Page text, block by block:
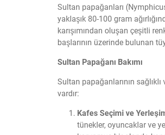
Sultan papağanları
yaklaşık 80-100 gram
karışımından oluşan çeşitli
başlarının üzerinde bulunan
Sultan Papağanı Bakımı
Sultan papağanlarının
vardır:
Kafes Seçimi ve
tünekler, oyuncaklar ve